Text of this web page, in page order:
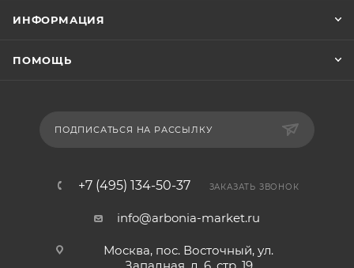
ИНФОРМАЦИЯ
ПОМОЩЬ
ПОДПИСАТЬСЯ НА РАССЫЛКУ
+7 (495) 134-50-37 ЗАКАЗАТЬ ЗВОНОК
info@arbonia-market.ru
Москва, пос. Восточный, ул.